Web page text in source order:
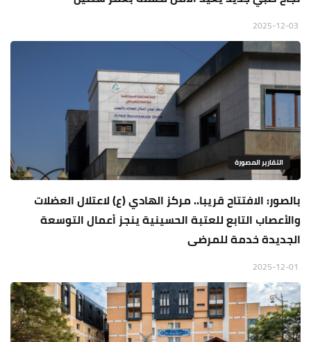
التقارير المصورة
بالصور: الافتتاح قريبا.. مركز الهادي (ع) لاعتلال العضلات
والأعصاب التابع للعتبة الحسينية ينجز أعمال التوسعة
الجديدة خدمة للمرضى